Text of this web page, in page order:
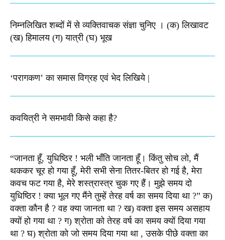
निम्नलिखित शब्दों में से व्यक्तिवाचक संज्ञा चुनिए । (क) लिखावट
(ख) हिमालय (ग) यात्री (घ) भूख​
‘परागकण’ का समास विग्रह एवं भेद लिखिये |
कवयित्री ने समभावी किसे कहा है?
“जानता हूँ, युधिष्ठिर ! भली भाँति जानता हूँ। किंतु सोच लो, मैं
थककर चूर हो गया हूँ, मेरी सभी सेना तितर-बितर हो गई है, मेरा
कवच फट गया है, मेरे शस्‍त्रास्‍त्र चुक गए हैं। मुझे समय दो
युधिष्‍ठिर ! क्‍या भूल गए मैंने तुम्‍हें तेरह वर्ष का समय दिया था ?” क)
वक्‍ता कौन है ? वह क्‍या जानता था ? ख) वक्‍ता इस समय असहाय
क्यों हो गया था ? ग) श्रोता को तेरह वर्ष का समय क्‍यों दिया गया
था ? घ) श्रोता को जो समय दिया गया था , उसके पीछे वक्‍ता का